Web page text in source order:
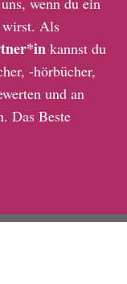
wirst. Als
kannst du
-hörbücher,
und an
Das Beste